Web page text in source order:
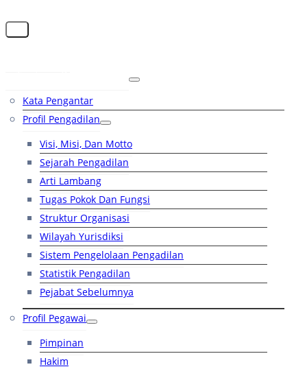
Kata Pengantar
Profil Pengadilan
Visi, Misi, Dan Motto
Sejarah Pengadilan
Arti Lambang
Tugas Pokok Dan Fungsi
Struktur Organisasi
Wilayah Yurisdiksi
Sistem Pengelolaan Pengadilan
Statistik Pengadilan
Pejabat Sebelumnya
Profil Pegawai
Pimpinan
Hakim